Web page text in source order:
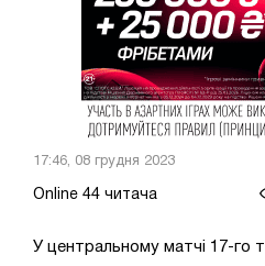
17:46, 08 грудня 2023
Online 44 читача
У центральному матчі 17-го